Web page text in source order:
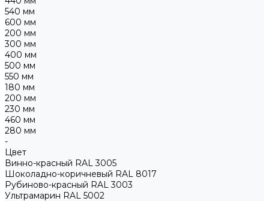
540 мм
600 мм
200 мм
300 мм
400 мм
500 мм
550 мм
180 мм
200 мм
230 мм
460 мм
280 мм
-
Цвет
Винно-красный RAL 3005
Шоколадно-коричневый RAL 8017
Рубиново-красный RAL 3003
Ультрамарин RAL 5002